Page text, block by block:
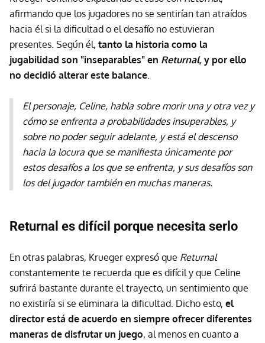
afirmando que los jugadores no se sentirían tan atraídos
hacia él si la dificultad o el desafío no estuvieran
presentes. Según él, tanto la historia como la
jugabilidad son "inseparables" en Returnal, y por ello
no decidió alterar este balance
El personaje, Celine, habla sobre morir una y otra vez y
cómo se enfrenta a probabilidades insuperables, y
sobre no poder seguir adelante, y está el descenso
hacia la locura que se manifiesta únicamente por
estos desafíos a los que se enfrenta, y sus desafíos son
los del jugador también en muchas maneras.
Returnal es difícil porque necesita serlo
En otras palabras, Krueger expresó que Returnal
constantemente te recuerda que es difícil y que Celine
sufrirá bastante durante el trayecto, un sentimiento que
no existiría si se eliminara la dificultad. Dicho esto, el
director está de acuerdo en siempre ofrecer diferentes
maneras de disfrutar un juego, al menos en cuanto a